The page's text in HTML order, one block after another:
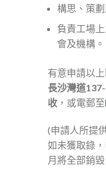
構思、策
負責工場
會及機構。
有意申請以
長沙灣道
收 ，或電郵至
(申請人所提
如未獲取錄
月將全部銷